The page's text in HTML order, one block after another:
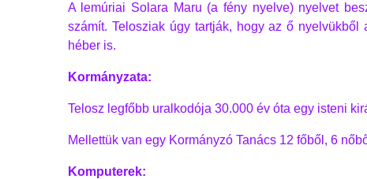
A lemúriai Solara Maru (a fény nyelve) nyelvet
számít. Telosziak úgy tartják, hogy az ő
héber is.
Kormányzata:
Telosz legfőbb uralkodója 30.000 év óta egy isteni
Mellettük van egy Kormányzó Tanács 12 főből, 6
Komputerek: